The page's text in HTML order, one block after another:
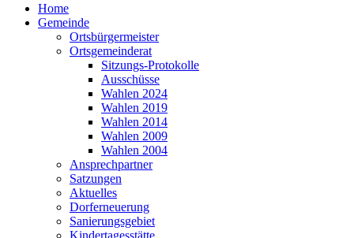
Home
Gemeinde
Ortsbürgermeister
Ortsgemeinderat
Sitzungs-Protokolle
Ausschüsse
Wahlen 2024
Wahlen 2019
Wahlen 2014
Wahlen 2009
Wahlen 2004
Ansprechpartner
Satzungen
Aktuelles
Dorferneuerung
Sanierungsgebiet
Kindertagesstätte